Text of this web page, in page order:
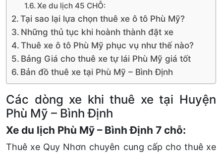
Xe du lịch 45 CHỖ:
Tại sao lại lựa chọn thuê xe ô tô Phù Mỹ?
Những thủ tục khi hoành thành đặt xe
Thuê xe ô tô Phù Mỹ phục vụ như thế nào?
Bảng Giá cho thuê xe tự lái Phù Mỹ giá tốt
Bản đồ thuê xe tại Phù Mỹ – Bình Định
Các dòng xe khi thuê xe tại Huyện
Phù Mỹ – Bình Định
Xe du lịch Phù Mỹ – Bình Định 7 chỗ:
Thuê xe Quy Nhơn chuyên cung cấp cho thuê xe